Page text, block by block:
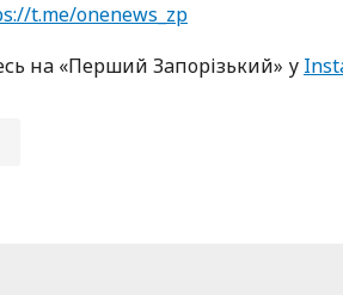
t.me/onenews_zp
нa «Перший Зaпoрізький» у